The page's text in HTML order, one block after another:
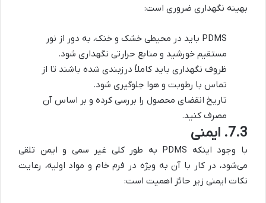
بهینه نگهداری ضروری است:
PDMS باید در محیطی خشک و خنک، به دور از نور
مستقیم خورشید و منابع حرارتی نگهداری شود.
ظروف نگهداری باید کاملاً درزبندی شده باشند تا از
تماس با رطوبت و هوا جلوگیری شود.
تاریخ انقضای محصول را بررسی کرده و بر اساس آن
مصرف کنید.
7.3. ایمنی
با وجود اینکه PDMS به طور کلی غیر سمی و ایمن تلقی
می‌شود، در کار با آن به ویژه در فرم خام و مواد اولیه، رعایت
نکات ایمنی زیر حائز اهمیت است: